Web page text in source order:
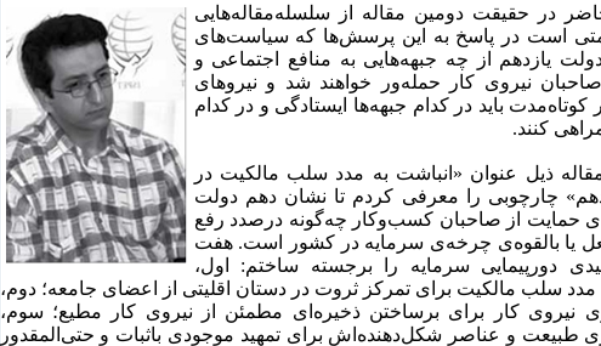
در حقیقت دومین مقاله از سلسله‌­مقاله‌­هایی
است در پاسخ به این پرسش‌­ها که سیاست‌­های
یازدهم از چه جبهه‌­هایی به منافع اجتماعی و
نیروی کار حمله‌­ور خواهند شد و نیروهای
کوتاه‌­مدت باید در کدام جبهه‌­ها ایستادگی و در کدام
کنند.
ذیل عنوان «انباشت به مدد سلب مالکیت در
چارچوبی را معرفی کردم تا نشان دهم دولت
حمایت از صاحبان کسب‌­وکار چه‌گونه درصدد رفع
یا بالقوه‌­­ی چرخه‌­ی سرمایه در کشور است. هفت
دورپیمایی سرمایه را برجسته ساختم: اول،
مدد سلب مالکیت برای تمرکز ثروت در دستان اقلیتی از اعضای جامعه؛ دوم،
نیروی کار برای برساختن ذخیره‌­ای مطمئن از نیروی کار مطیع؛ سوم،
طبیعت و عناصر شکل‌­دهنده‌­اش برای تمهید موجودی باثبات و حتی‌­المقدور